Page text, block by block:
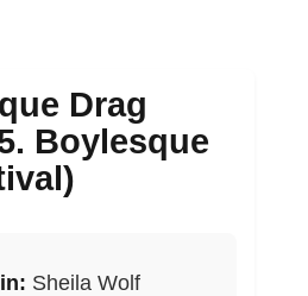
Drag
Boylesque
Sheila Wolf